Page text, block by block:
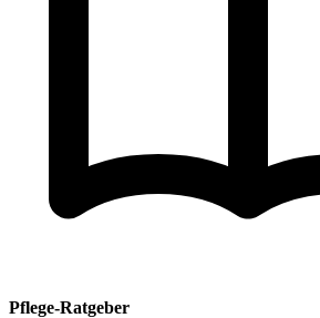
Pflege-Ratgeber